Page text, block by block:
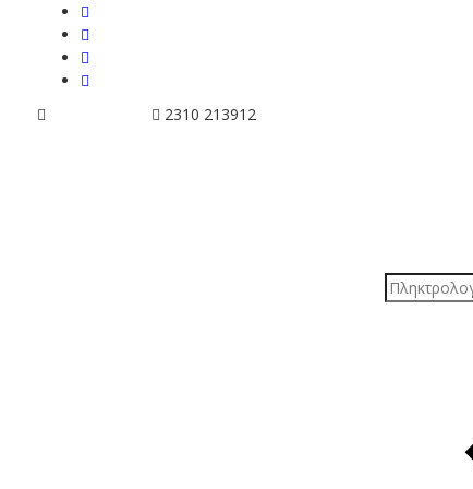
2310 213912